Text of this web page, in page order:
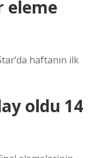
eleme
haftanın ilk
oldu 14